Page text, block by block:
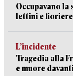
Occupavano
lettini e
L’incidente
Tragedia alla
e muore